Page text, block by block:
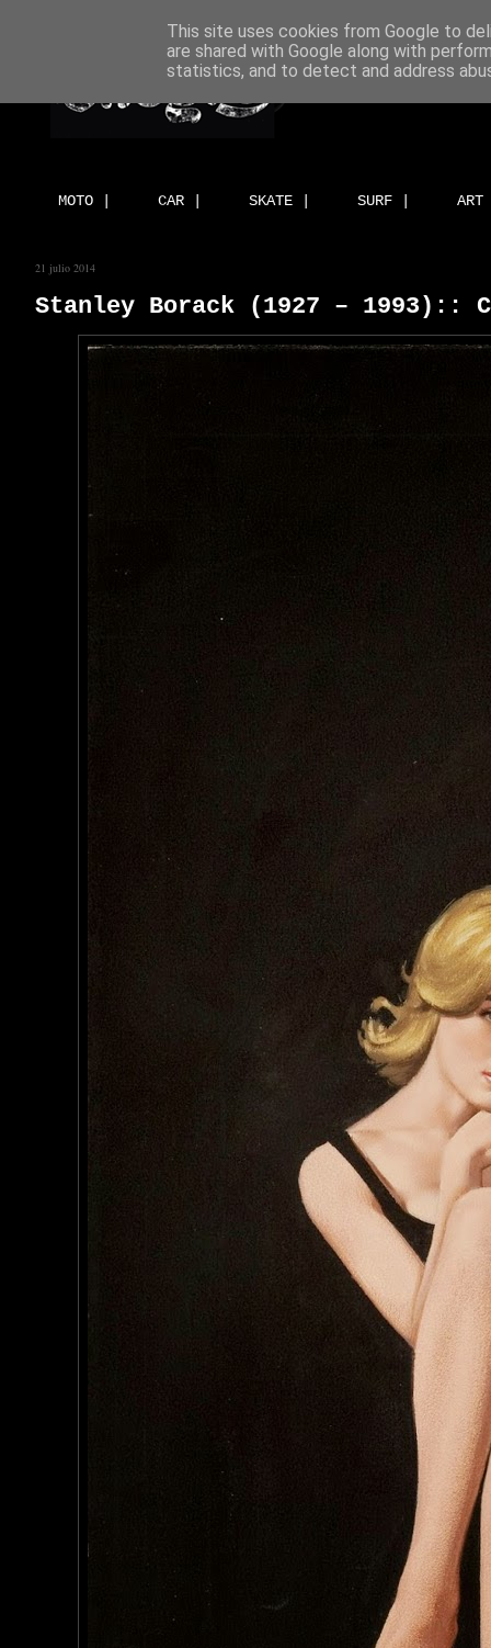
MOTO | CAR | SKATE | SURF |
21 julio 2014
Stanley Borack (1927 –
This site uses cookies from Google to
are shared with Google along with
statistics, and to detect and address